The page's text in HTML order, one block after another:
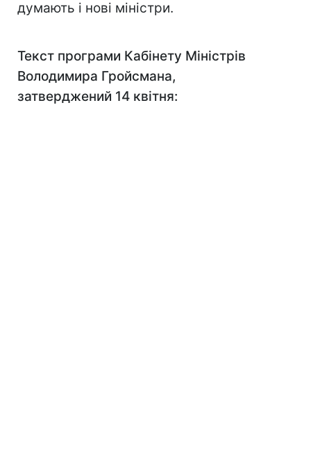
думають і нові міністри.
Текст програми Кабінету Міністрів
Володимира Гройсмана,
затверджений 14 квітня: